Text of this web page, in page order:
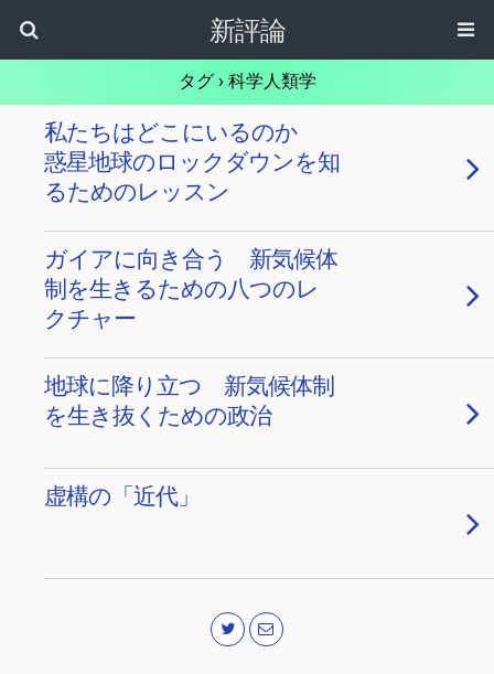
新評論
タグ › 科学人類学
私たちはどこにいるのか
惑星地球のロックダウンを知
るためのレッスン
ガイアに向き合う 新気候体
制を生きるための八つのレ
クチャー
地球に降り立つ 新気候体制
を生き抜くための政治
虚構の「近代」